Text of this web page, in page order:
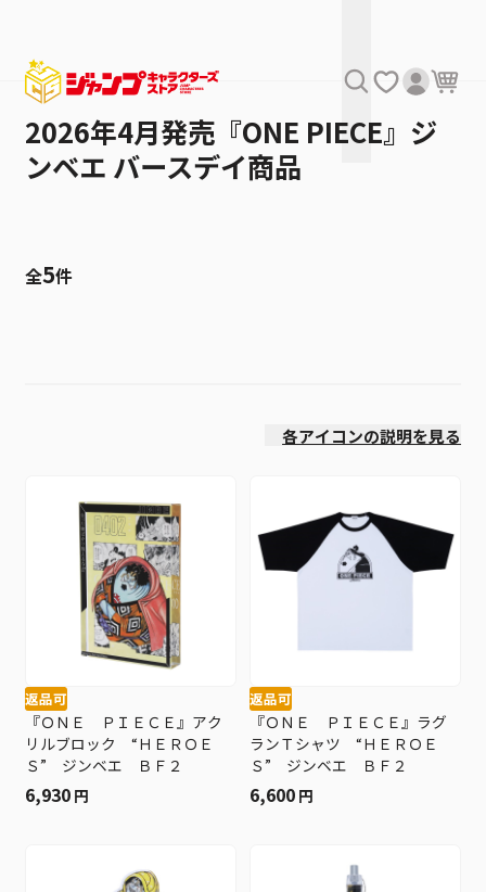
2026年4月発売『ONE PIECE』ジ
ンベエ バースデイ商品
全5件
各アイコンの説明を見る
返品可
『ＯＮＥ ＰＩＥＣＥ』アク
リルブロック “ＨＥＲＯＥ
Ｓ” ジンベエ ＢＦ２
6,930 円
返品可
『ＯＮＥ ＰＩＥＣＥ』ラグ
ランＴシャツ “ＨＥＲＯＥ
Ｓ” ジンベエ ＢＦ２
6,600 円